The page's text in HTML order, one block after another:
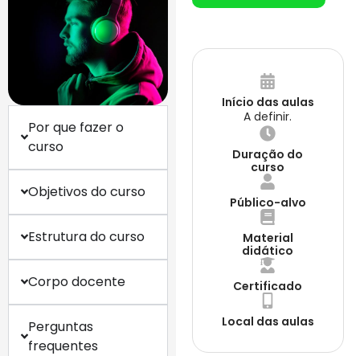
Por que fazer o
curso
Objetivos do curso
Estrutura do curso
Corpo docente
Perguntas
frequentes
Início das aulas
A definir.
Duração do
curso
Público-alvo
Material
didático
Certificado
Local das aulas